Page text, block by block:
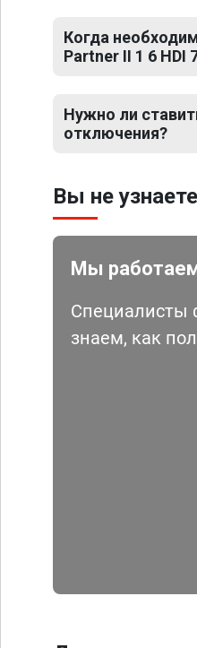
Когда
Partner II 1 6 HDI
Нужно ли
отключения?
Вы не
Мы работаем
Специалисты
знаем, как